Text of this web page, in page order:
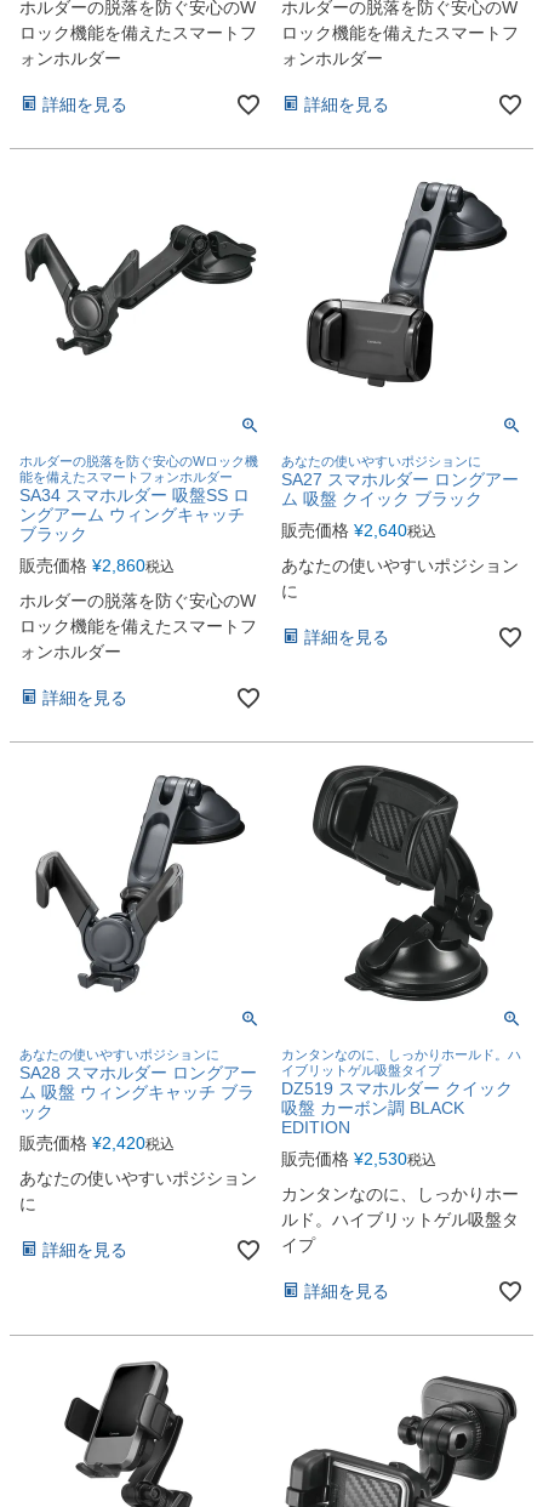
ホルダーの脱落を防ぐ安心のW
ロック機能を備えたスマートフ
ォンホルダー
詳細を見る
ホルダーの脱落を防ぐ安心のW
ロック機能を備えたスマートフ
ォンホルダー
詳細を見る
ホルダーの脱落を防ぐ安心のWロック機
能を備えたスマートフォンホルダー
SA34 スマホルダー 吸盤SS ロ
ングアーム ウィングキャッチ
ブラック
販売価格 ¥2,860税込
ホルダーの脱落を防ぐ安心のW
ロック機能を備えたスマートフ
ォンホルダー
詳細を見る
あなたの使いやすいポジションに
SA27 スマホルダー ロングアー
ム 吸盤 クイック ブラック
販売価格 ¥2,640税込
あなたの使いやすいポジション
に
詳細を見る
あなたの使いやすいポジションに
SA28 スマホルダー ロングアー
ム 吸盤 ウィングキャッチ ブラ
ック
販売価格 ¥2,420税込
あなたの使いやすいポジション
に
詳細を見る
カンタンなのに、しっかりホールド。ハ
イブリットゲル吸盤タイプ
DZ519 スマホルダー クイック
吸盤 カーボン調 BLACK
EDITION
販売価格 ¥2,530税込
カンタンなのに、しっかりホー
ルド。ハイブリットゲル吸盤タ
イプ
詳細を見る